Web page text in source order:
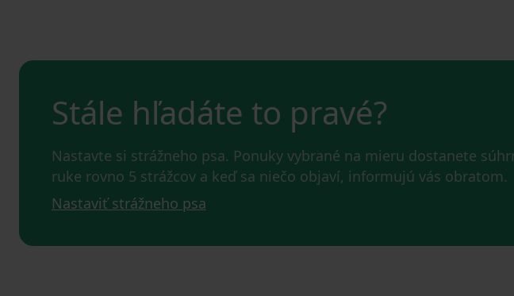
Stále hľadáte to pravé?
Nastavte si strážneho psa. Ponuky vybrané na mieru dostanete
ruke rovno 5 strážcov a keď sa niečo objaví, informujú vás obratom.
Nastaviť strážneho psa